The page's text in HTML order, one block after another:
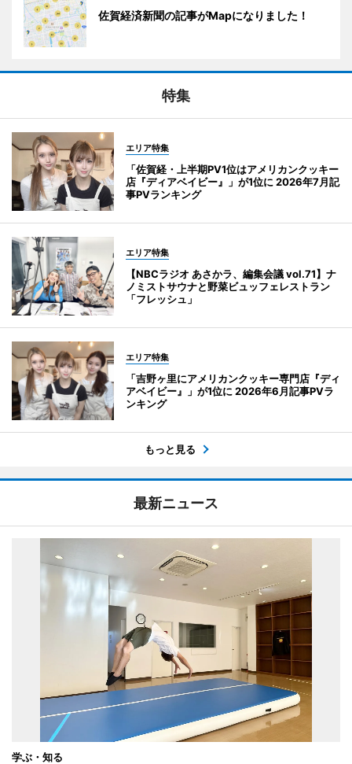
佐賀経済新聞の記事がMapになりました！
特集
エリア特集
「佐賀経・上半期PV1位はアメリカンクッキー
店『ディアベイビー』」が1位に 2026年7月記
事PVランキング
エリア特集
【NBCラジオ あさかラ、編集会議 vol.71】ナ
ノミストサウナと野菜ビュッフェレストラン
「フレッシュ」
エリア特集
「吉野ヶ里にアメリカンクッキー専門店『ディ
アベイビー』」が1位に 2026年6月記事PVラ
ンキング
もっと見る
最新ニュース
学ぶ・知る